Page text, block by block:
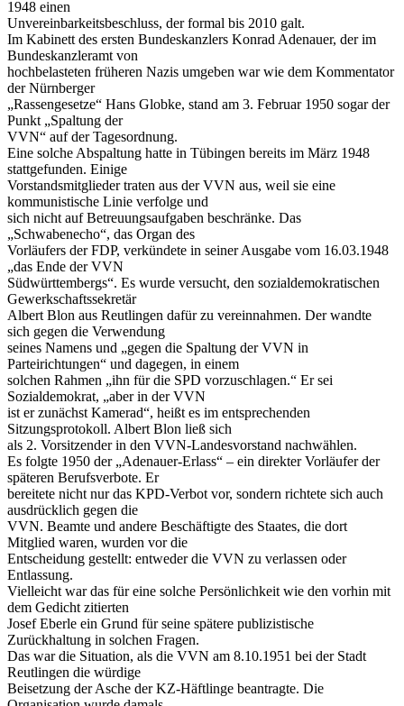
1948 einen
Unvereinbarkeitsbeschluss, der formal bis 2010 galt.
Im Kabinett des ersten Bundeskanzlers Konrad Adenauer, der im
Bundeskanzleramt von
hochbelasteten früheren Nazis umgeben war wie dem Kommentator
der Nürnberger
„Rassengesetze“ Hans Globke, stand am 3. Februar 1950 sogar der
Punkt „Spaltung der
VVN“ auf der Tagesordnung.
Eine solche Abspaltung hatte in Tübingen bereits im März 1948
stattgefunden. Einige
Vorstandsmitglieder traten aus der VVN aus, weil sie eine
kommunistische Linie verfolge und
sich nicht auf Betreuungsaufgaben beschränke. Das
„Schwabenecho“, das Organ des
Vorläufers der FDP, verkündete in seiner Ausgabe vom 16.03.1948
„das Ende der VVN
Südwürttembergs“. Es wurde versucht, den sozialdemokratischen
Gewerkschaftssekretär
Albert Blon aus Reutlingen dafür zu vereinnahmen. Der wandte
sich gegen die Verwendung
seines Namens und „gegen die Spaltung der VVN in
Parteirichtungen“ und dagegen, in einem
solchen Rahmen „ihn für die SPD vorzuschlagen.“ Er sei
Sozialdemokrat, „aber in der VVN
ist er zunächst Kamerad“, heißt es im entsprechenden
Sitzungsprotokoll. Albert Blon ließ sich
als 2. Vorsitzender in den VVN-Landesvorstand nachwählen.
Es folgte 1950 der „Adenauer-Erlass“ – ein direkter Vorläufer der
späteren Berufsverbote. Er
bereitete nicht nur das KPD-Verbot vor, sondern richtete sich auch
ausdrücklich gegen die
VVN. Beamte und andere Beschäftigte des Staates, die dort
Mitglied waren, wurden vor die
Entscheidung gestellt: entweder die VVN zu verlassen oder
Entlassung.
Vielleicht war das für eine solche Persönlichkeit wie den vorhin mit
dem Gedicht zitierten
Josef Eberle ein Grund für seine spätere publizistische
Zurückhaltung in solchen Fragen.
Das war die Situation, als die VVN am 8.10.1951 bei der Stadt
Reutlingen die würdige
Beisetzung der Asche der KZ-Häftlinge beantragte. Die